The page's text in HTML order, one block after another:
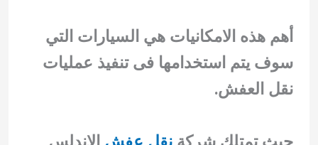
أهم هذه الامكانيات هي السيارات التي
سوف يتم استخدامها فى تنفيذ عمليات
نقل العفش.
حيث تمتلك شركةنقل عفش الاندلس